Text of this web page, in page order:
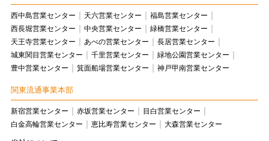
西中島営業センター 天六営業センター
福島営業センター
西長堀営業センター
中央営業センター
緑橋営業センター
天王寺営業センター
あべの営業センター
長居営業センター
城東関目営業センター
千里営業センター
緑地公園営業センター
豊中営業センター
箕面船場営業センター 神戸甲南営業センター
関東流通事業本部
新宿営業センター 赤坂営業センター
目白営業センター
白金高輪営業センター
恵比寿営業センター 大森営業センター